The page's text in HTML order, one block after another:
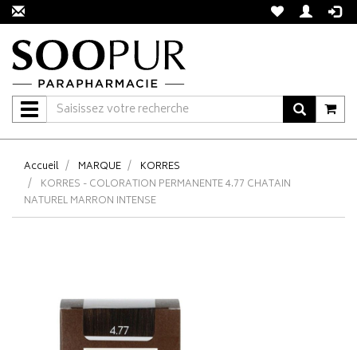
Navigation
Accueil MARQUE
KORRES
KORRES - COLORATION PERMANENTE 4.77 CHATAIN
NATUREL MARRON INTENSE